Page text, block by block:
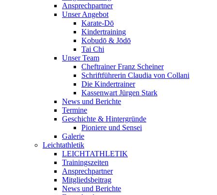
Ansprechpartner
Unser Angebot
Karate-Dō
Kindertraining
Kobudō & Jōdō
Tai Chi
Unser Team
Cheftrainer Franz Scheiner
Schriftführerin Claudia von Collani
Die Kindertrainer
Kassenwart Jürgen Stark
News und Berichte
Termine
Geschichte & Hintergründe
Pioniere und Sensei
Galerie
Leichtathletik
LEICHTATHLETIK
Trainingszeiten
Ansprechpartner
Mitgliedsbeitrag
News und Berichte